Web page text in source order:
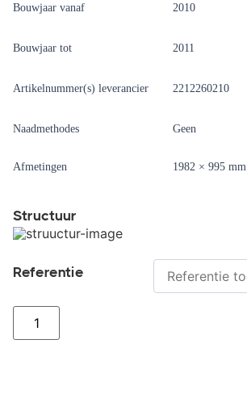
Bouwjaar vanaf 2010
Bouwjaar tot 2011
Artikelnummer(s) leverancier 2212260210
Naadmethodes Geen
Afmetingen 1982 × 995 mm
Structuur
Referentie